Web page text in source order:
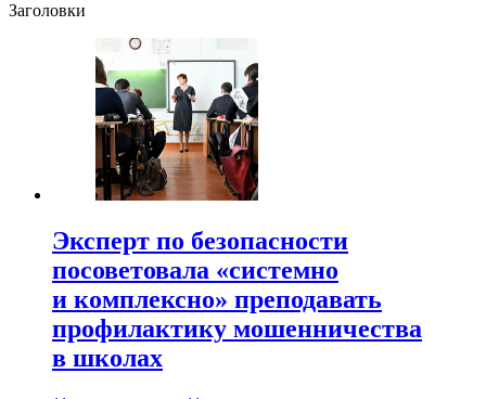
Заголовки
Эксперт по безопасности
посоветовала «системно
и комплексно» преподавать
профилактику мошенничества
в школах